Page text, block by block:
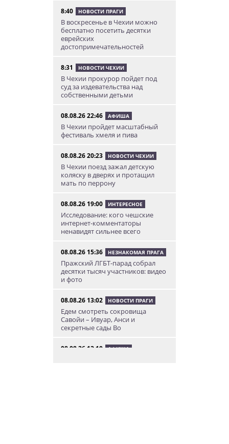
8:40 НОВОСТИ ПРАГИ
В воскресенье в Чехии можно
бесплатно посетить десятки
еврейских
достопримечательностей
8:31 НОВОСТИ ЧЕХИИ
В Чехии прокурор пойдет под
суд за издевательства над
собственными детьми
08.08.26 22:46 АФИША
В Чехии пройдет масштабный
фестиваль хмеля и пива
08.08.26 20:23 НОВОСТИ ЧЕХИИ
В Чехии поезд зажал детскую
коляску в дверях и протащил
мать по перрону
08.08.26 19:00 ИНТЕРЕСНОЕ
Исследование: кого чешские
интернет-комментаторы
ненавидят сильнее всего
08.08.26 15:36 НЕЗНАКОМАЯ ПРАГА
Пражский ЛГБТ-парад собрал
десятки тысяч участников: видео
и фото
08.08.26 13:02 НОВОСТИ ПРАГИ
Едем смотреть сокровища
Савойи – Ивуар, Анси и
секретные сады Во
08.08.26 12:10 АФИША